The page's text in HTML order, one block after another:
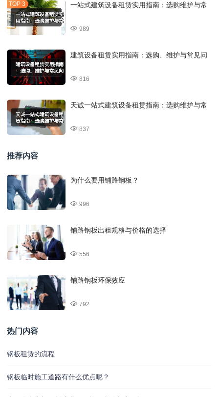
一站式建筑设备租赁实用指南：选购维护与常
989
建筑设备租赁实用指南：选购、维护与常见问
816
天诚一站式建筑设备租赁指南：选购维护与常
837
推荐内容
为什么要用铺路钢板？
996
铺路钢板出租规格与价格的选择
556
铺路钢板环保效应
792
热门内容
钢板租赁的流程
钢板临时施工道路有什么优点呢？